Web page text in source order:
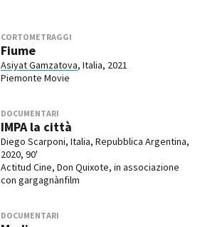
CORTOMETRAGGI
Fiume
Asiyat Gamzatova, Italia, 2021
Piemonte Movie
DOCUMENTARI
IMPA la città
Diego Scarponi, Italia, Repubblica Argentina,
2020, 90'
Actitud Cine, Don Quixote, in associazione
con gargagnànfilm
DOCUMENTARI